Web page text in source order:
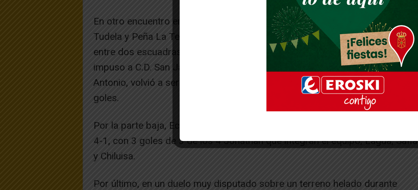
En otro encuentro entre equipos de la parte alta de la Tabla, F.C. Chelsea-
Tudela y Peña La Teba-Tudegás firmaron tablas (1-1). En el enfrentamiento
entre dos escuadras de la zona media, C.D. Ambato-Café Diamante se
impuso a C.D. San Javier por 2 goles a 1. El goleador «ambateño», Sebastián
Antonio, volvió a ser clave en la victoria de su equipo al marcar uno de los
goles.
Por la parte baja, Ecuador F.C. goleó al colista, Impotusa-Peña La Jota, por
4-1, con 3 goles de 3 de los 4 Jonathan que integran el equipo, Lagua, Safla
y Chiluisa.
Por último, en un duelo muy disputado sobre un terreno helado durante